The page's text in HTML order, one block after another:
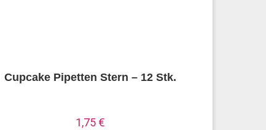
Cupcake Pipetten Stern – 12 Stk.
1,75 €